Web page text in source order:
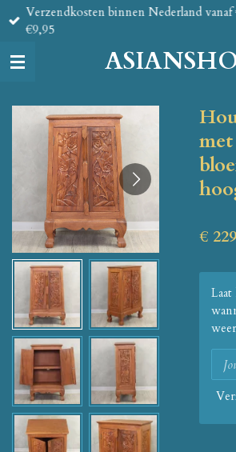
Ga
direct
de
Verzendkosten binnen Nederland vanaf
€9,95
met
€